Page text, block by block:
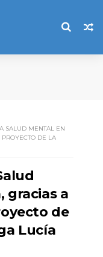
SALUD MENTAL EN
DE LA
gracias a
de
Lucía